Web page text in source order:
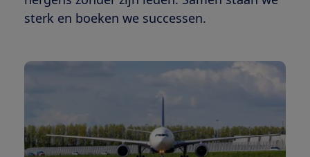
sterk en boeken we successen.